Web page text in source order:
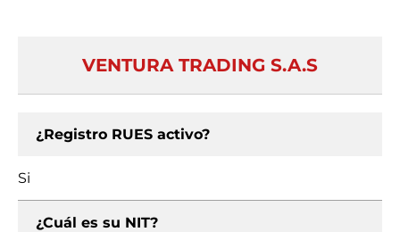
VENTURA TRADING S.A.S
¿Registro RUES activo?
Si
¿Cuál es su NIT?